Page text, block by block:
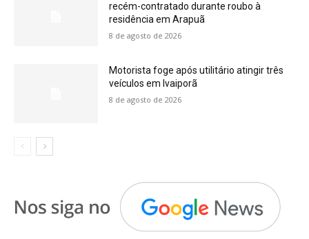
recém-contratado durante roubo à
residência em Arapuã
8 de agosto de 2026
Motorista foge após utilitário atingir três
veículos em Ivaiporã
8 de agosto de 2026